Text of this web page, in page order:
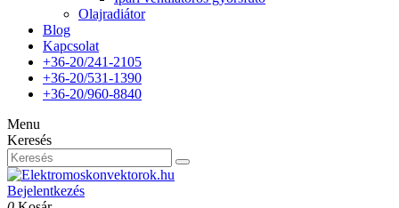
Olajradiátor
Blog
Kapcsolat
+36-20/241-2105
+36-20/531-1390
+36-20/960-8840
Menu
Keresés
Bejelentkezés